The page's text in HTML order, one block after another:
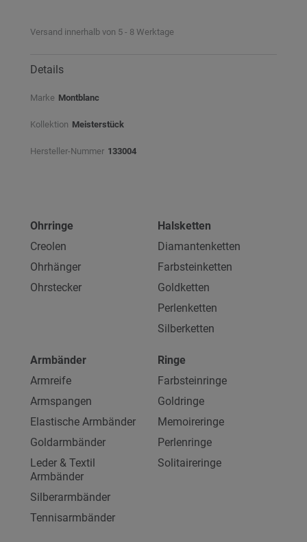
Versand innerhalb von 5 - 8 Werktage
Details
Marke Montblanc
Kollektion Meisterstück
Hersteller-Nummer 133004
Ohrringe
Creolen
Ohrhänger
Ohrstecker
Halsketten
Diamantenketten
Farbsteinketten
Goldketten
Perlenketten
Silberketten
Armbänder
Armreife
Armspangen
Elastische Armbänder
Goldarmbänder
Leder & Textil
Armbänder
Silberarmbänder
Tennisarmbänder
Ringe
Farbsteinringe
Goldringe
Memoireringe
Perlenringe
Solitaireringe